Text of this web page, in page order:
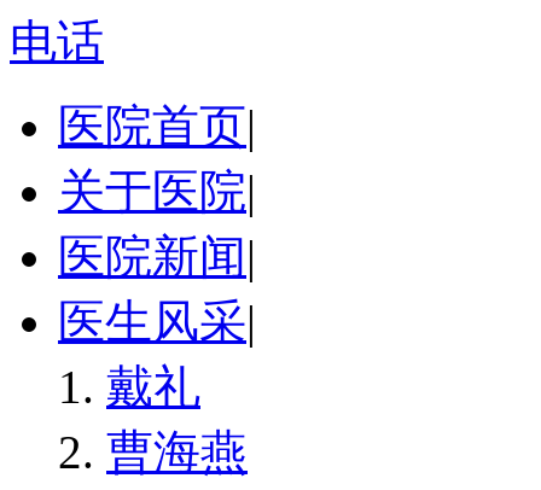
电话
医院首页|
关于医院|
医院新闻|
医生风采|
戴礼
曹海燕